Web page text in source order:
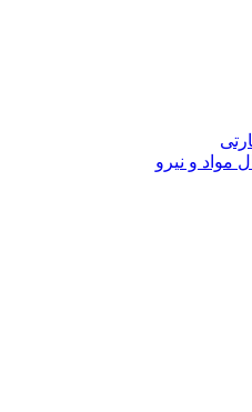
مواد و نیرو